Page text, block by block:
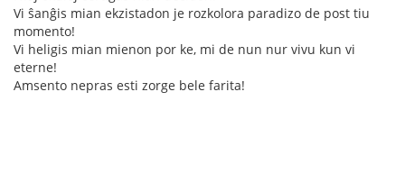
Vi ŝanĝis mian ekzistadon je rozkolora paradizo de post tiu
momento!
Vi heligis mian mienon por ke, mi de nun nur vivu kun vi
eterne!
Amsento nepras esti zorge bele farita!